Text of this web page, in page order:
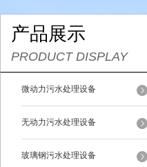
产品展示
PRODUCT DISPLAY
微动力污水处理设备
无动力污水处理设备
玻璃钢污水处理设备